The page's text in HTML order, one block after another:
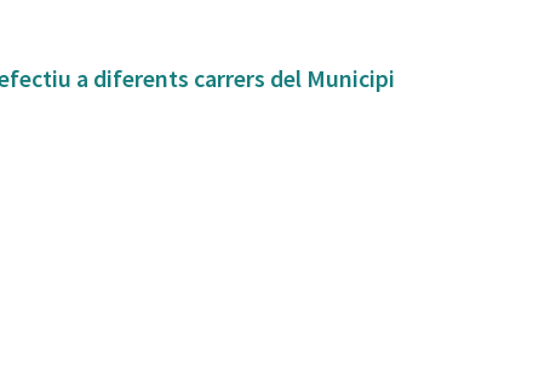
a diferents carrers del Municipi